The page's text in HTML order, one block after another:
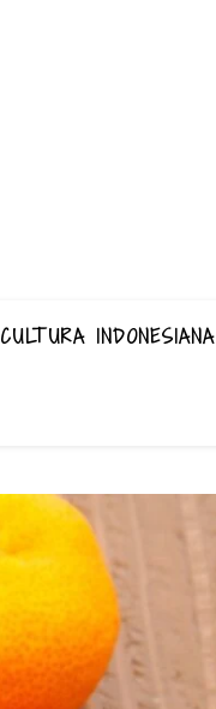
CULTURA INDONESIANA